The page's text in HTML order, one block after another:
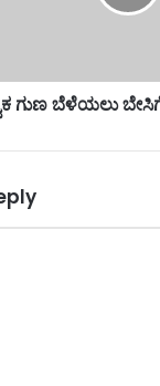
ಗುಣ ಬೆಳೆಯಲು